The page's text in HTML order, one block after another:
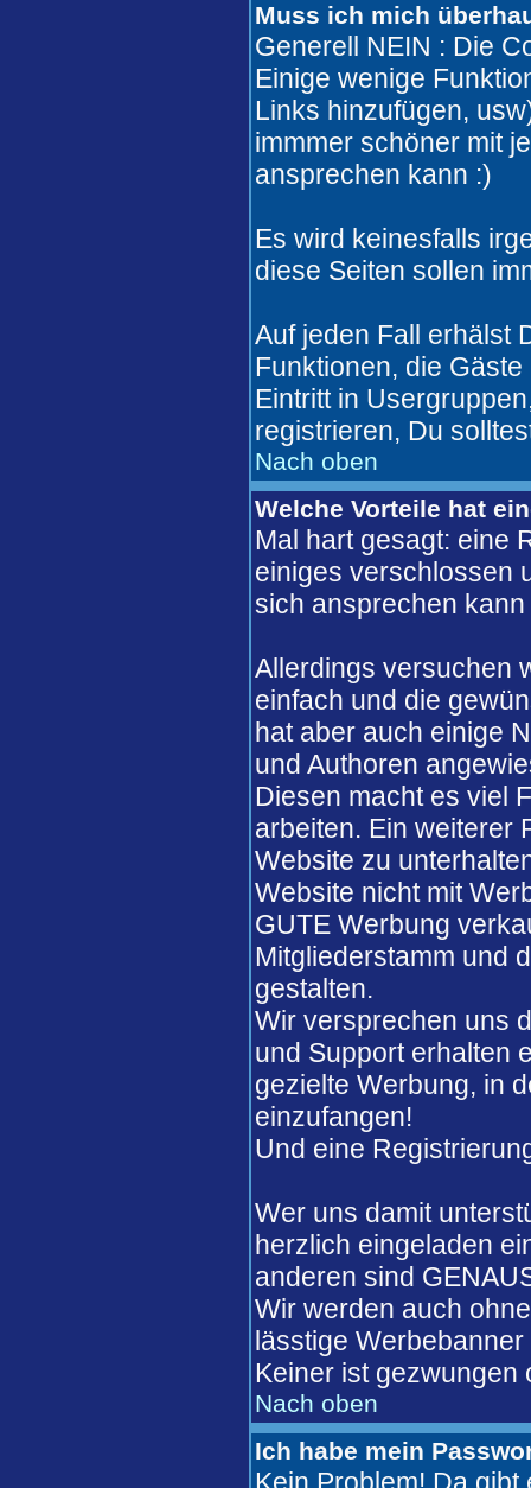
Muss ich mich
Generell NEIN : Die
Einige wenige
Links hinzufügen,
immmer schöner mit
ansprechen kann :)
Es wird keinesfalls
diese Seiten sollen
Auf jeden Fall erhälst
Funktionen, die
Eintritt in
registrieren, Du
Nach oben
Welche Vorteile hat
Mal hart gesagt: eine
einiges verschlossen
sich ansprechen
Allerdings versuchen
einfach und die
hat aber auch einige
und Authoren
Diesen macht es viel
arbeiten. Ein weiterer
Website zu
Website nicht mit
GUTE Werbung
Mitgliederstamm und
gestalten.
Wir versprechen uns
und Support erhalten
gezielte Werbung, in
einzufangen!
Und eine
Wer uns damit
herzlich eingeladen
anderen sind
Wir werden auch
lässtige
Keiner ist gezwungen
Nach oben
Ich habe mein